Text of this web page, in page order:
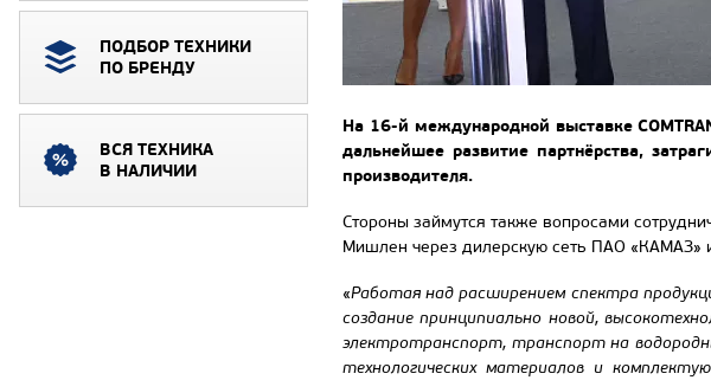
ПОДБОР ТЕХНИКИ
ПО БРЕНДУ
ВСЯ ТЕХНИКА
В НАЛИЧИИ
На 16-й международной выставке
дальнейшее развитие партнёрства,
производителя.
Стороны займутся также вопросами
Мишлен через дилерскую сеть ПАО «КАМАЗ»
«Работая над расширением спектра
создание принципиально новой,
электротранспорт, транспорт на
технологических материалов и